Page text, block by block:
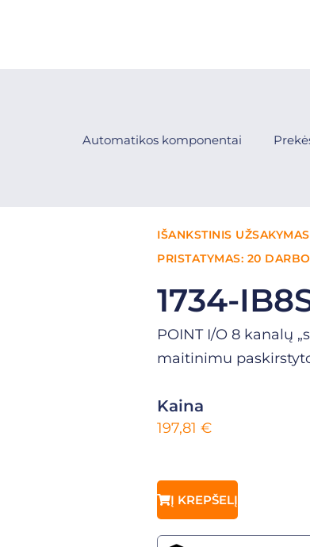
Automatikos komponentai
IŠANKSTINIS
PRISTATYMAS: 20
1734-
POINT I/O 8 kanalų
maitinimu
Kaina
197,81 €
Į KREPŠELĮ